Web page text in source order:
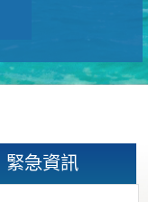
緊急資訊